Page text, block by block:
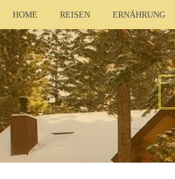
HOME REISEN ERNÄHRUNG